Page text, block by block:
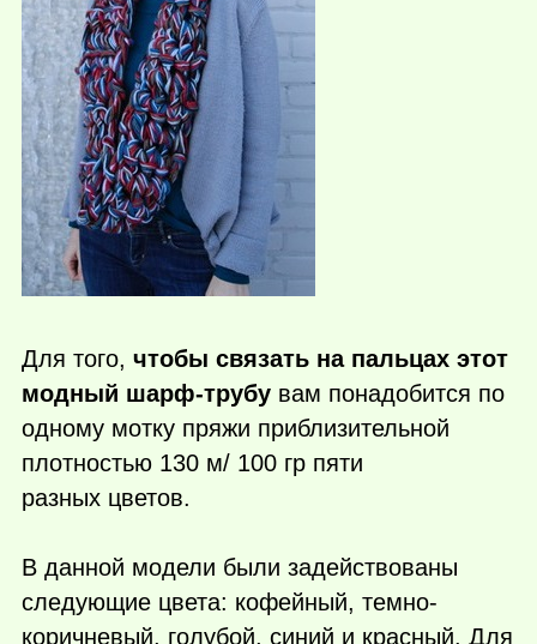
Для того, чтобы связать на пальцах этот
модный шарф-трубу вам понадобится по
одному мотку пряжи приблизительной
плотностью 130 м/ 100 гр пяти
разных цветов.
В данной модели были задействованы
следующие цвета: кофейный, темно-
коричневый, голубой, синий и красный. Для